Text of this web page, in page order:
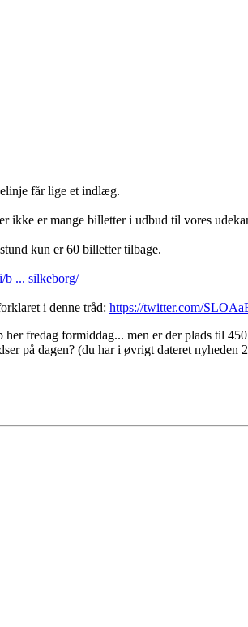
får lige et indlæg.
ikke er mange billetter i udbud til vores
kun er 60 billetter tilbage.
b ... silkeborg/
i denne tråd: https://twitter.com/
fredag formiddag... men er der plads til
på dagen? (du har i øvrigt dateret nyheden